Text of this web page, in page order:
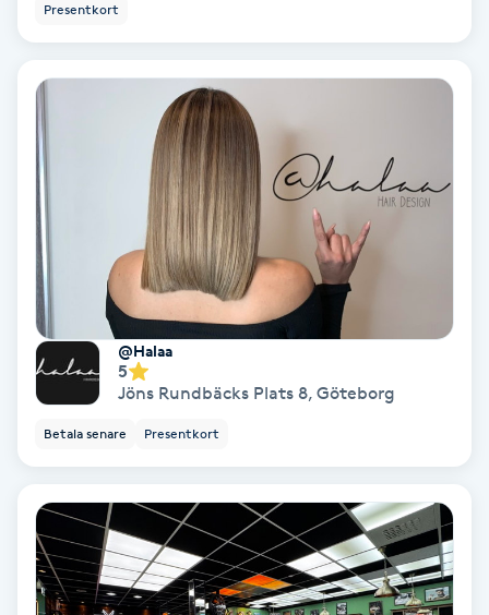
Manikyr & Pedikyr
Massage
Medial vägledning
Medicinsk massage
Meditation
Medium
Mesoterapi
MicroPen
Presentkort
@Halaa
5
Jöns Rundbäcks Plats 8, Göteborg
Betala senare Presentkort